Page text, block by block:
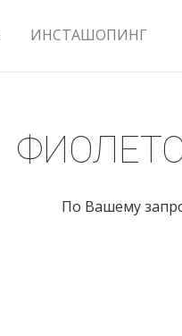
ИНСТАШОПИНГ
По Вашему